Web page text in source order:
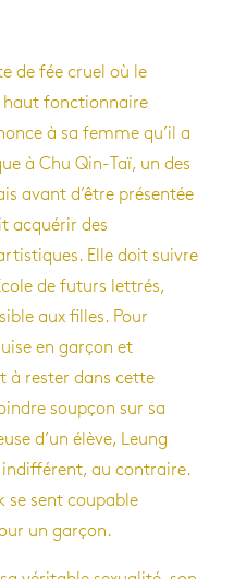
de fée cruel où le
haut fonctionnaire
à sa femme qu’il a
à Chu Qin-Taï, un des
avant d’être présentée
acquérir des
Elle doit suivre
de futurs lettrés,
aux filles. Pour
en garçon et
à rester dans cette
soupçon sur sa
d’un élève, Leung
indifférent, au contraire.
se sent coupable
un garçon.